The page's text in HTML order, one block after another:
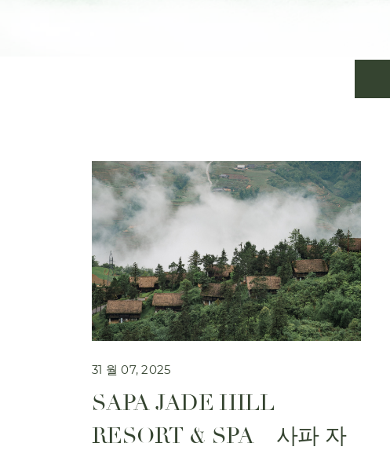
31 월 07, 2025
SAPA JADE HILL
RESORT & SPA – 사파 자